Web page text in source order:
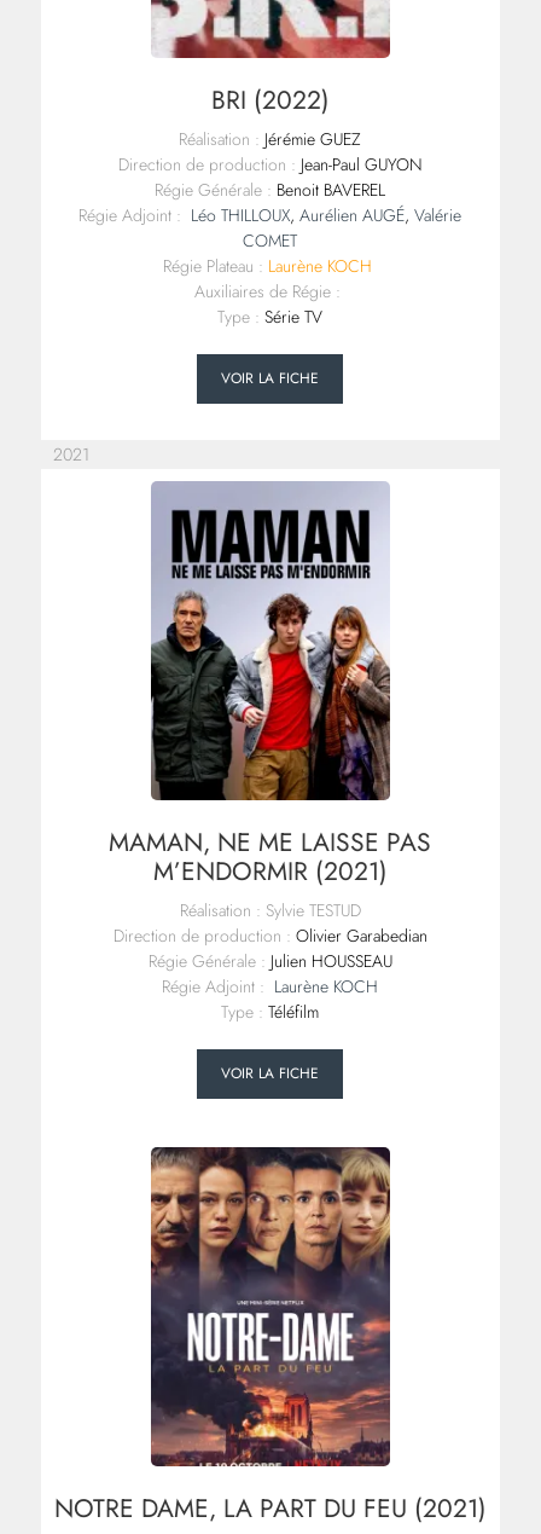
BRI (2022)
Réalisation : Jérémie GUEZ
Direction de production : Jean-Paul GUYON
Régie Générale : Benoit BAVEREL
Régie Adjoint : Léo THILLOUX,Aurélien AUGÉ,Valérie
COMET
Régie Plateau : Laurène KOCH
Auxiliaires de Régie :
Type : Série TV
VOIR LA FICHE
2021
MAMAN, NE ME LAISSE PAS
M’ENDORMIR (2021)
Réalisation : Sylvie TESTUD
Direction de production : Olivier Garabedian
Régie Générale : Julien HOUSSEAU
Régie Adjoint : Laurène KOCH
Type : Téléfilm
VOIR LA FICHE
NOTRE DAME, LA PART DU FEU (2021)